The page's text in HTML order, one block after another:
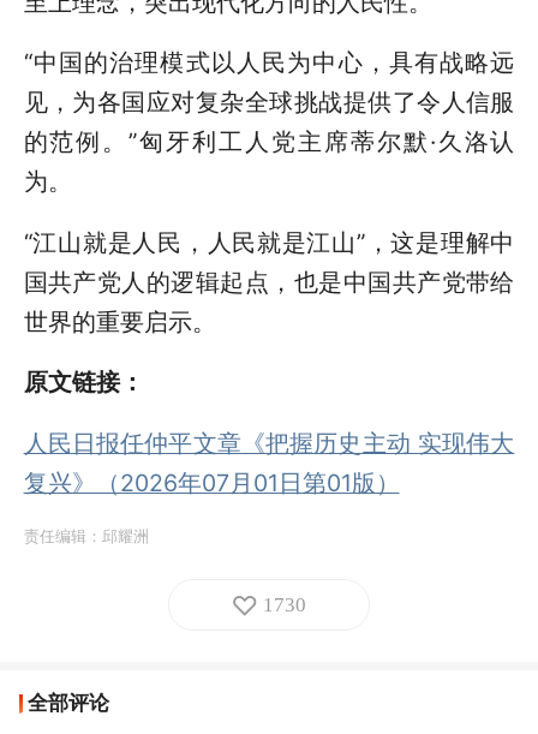
“中国的治理模式以人民为中心，具有战略远
见，为各国应对复杂全球挑战提供了令人信服
的范例。”匈牙利工人党主席蒂尔默·久洛认
为。
“江山就是人民，人民就是江山”，这是理解中
国共产党人的逻辑起点，也是中国共产党带给
世界的重要启示。
原文链接：
人民日报任仲平文章《把握历史主动 实现伟大
复兴》（2026年07月01日第01版）
责任编辑： 邱耀洲
1730
全部评论